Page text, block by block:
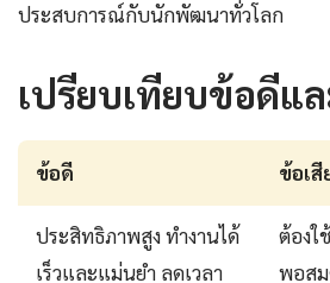
ประสบการณ์กับนักพัฒนาทั่วโลก
เปรียบเทียบข้อดีแ
ข้อดี ข้อเสี
ประสิทธิภาพสูง ทำงานได้
เร็วและแม่นยำ ลดเวลา
ต้องใ
พอสม